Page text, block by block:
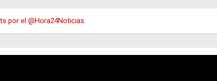
por el @Hora24Noticias.